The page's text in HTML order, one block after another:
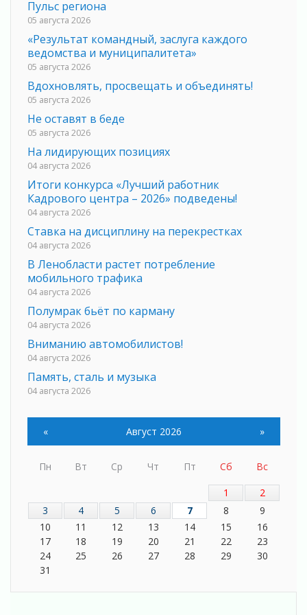
Пульс региона
05 августа 2026
«Результат командный, заслуга каждого
ведомства и муниципалитета»
05 августа 2026
Вдохновлять, просвещать и объединять!
05 августа 2026
Не оставят в беде
05 августа 2026
На лидирующих позициях
04 августа 2026
Итоги конкурса «Лучший работник
Кадрового центра – 2026» подведены!
04 августа 2026
Ставка на дисциплину на перекрестках
04 августа 2026
В Ленобласти растет потребление
мобильного трафика
04 августа 2026
Полумрак бьёт по карману
04 августа 2026
Вниманию автомобилистов!
04 августа 2026
Память, сталь и музыка
04 августа 2026
Никакого принуждения, только письменное
04 августа 2026
Без риска для здоровья и кошелька
04 августа 2026
Важная информация
04 августа 2026
Что делать со сбережениями
04 августа 2026
« Август 2026 »
Пн Вт Ср Чт Пт Сб
Вс
1
2
3
4 5 6 7 8
9
10
11 12 13 14 15
16
17
18 19 20 21 22
23
24
25 26 27 28 29
30
31